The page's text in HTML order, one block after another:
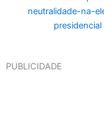
PUBLICIDADE